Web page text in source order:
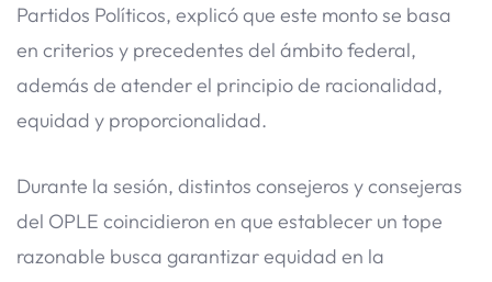
Partidos Políticos, explicó que este monto se basa
en criterios y precedentes del ámbito federal,
además de atender el principio de racionalidad,
equidad y proporcionalidad.
Durante la sesión, distintos consejeros y consejeras
del OPLE coincidieron en que establecer un tope
razonable busca garantizar equidad en la